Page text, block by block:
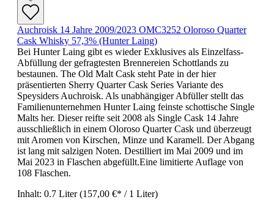
Auchroisk 14 Jahre 2009/2023 OMC3252 Oloroso Quarter
Cask Whisky 57,3% (Hunter Laing)
Bei Hunter Laing gibt es wieder Exklusives als Einzelfass-
Abfüllung der gefragtesten Brennereien Schottlands zu
bestaunen. The Old Malt Cask steht Pate in der hier
präsentierten Sherry Quarter Cask Series Variante des
Speysiders Auchroisk. Als unabhängiger Abfüller stellt das
Familienunternehmen Hunter Laing feinste schottische Single
Malts her. Dieser reifte seit 2008 als Single Cask 14 Jahre
ausschließlich in einem Oloroso Quarter Cask und überzeugt
mit Aromen von Kirschen, Minze und Karamell. Der Abgang
ist lang mit salzigen Noten. Destilliert im Mai 2009 und im
Mai 2023 in Flaschen abgefüllt.Eine limitierte Auflage von
108 Flaschen.
Inhalt: 0.7 Liter(157,00 €* / 1 Liter)